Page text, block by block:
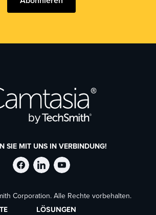
SIE MIT UNS IN VERBINDUNG!
TechSmith
auf
TechSmith
auf
TechSmith
auf
Corporation. Alle Rechte vorbehalten.
LÖSUNGEN